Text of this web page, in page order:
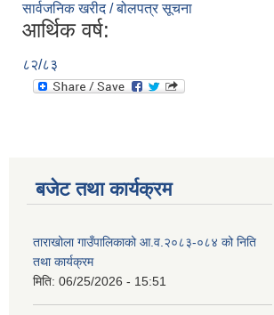
सार्वजनिक खरीद / बोलपत्र सूचना
आर्थिक वर्ष:
८२/८३
बजेट तथा कार्यक्रम
ताराखोला गाउँपालिकाको आ.व.२०८३-०८४ को निति
तथा कार्यक्रम
मिति: 06/25/2026 - 15:51